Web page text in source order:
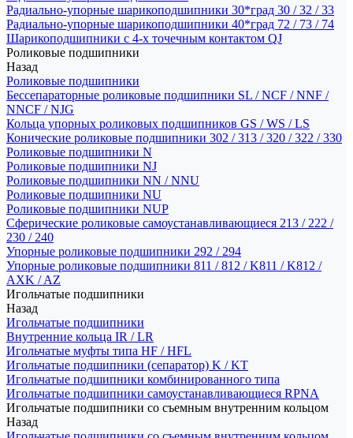
Радиально-упорные шарикоподшипники 30*град 30 / 32 / 33
Радиально-упорные шарикоподшипники 40*град 72 / 73 / 74
Шарикоподшипники с 4-х точечным контактом QJ
Роликовые подшипники
Назад
Роликовые подшипники
Бессепараторные роликовые подшипники SL / NCF / NNF /
NNCF / NJG
Кольца упорных роликовых подшипников GS / WS / LS
Конические роликовые подшипники 302 / 313 / 320 / 322 / 330
Роликовые подшипники N
Роликовые подшипники NJ
Роликовые подшипники NN / NNU
Роликовые подшипники NU
Роликовые подшипники NUP
Сферические роликовые самоустанавливающиеся 213 / 222 /
230 / 240
Упорные роликовые подшипники 292 / 294
Упорные роликовые подшипники 811 / 812 / K811 / K812 /
AXK / AZ
Игольчатые подшипники
Назад
Игольчатые подшипники
Внутренние кольца IR / LR
Игольчатые муфты типа HF / HFL
Игольчатые подшипники (сепаратор) K / KT
Игольчатые подшипники комбинированного типа
Игольчатые подшипники самоустанавливающиеся RPNA
Игольчатые подшипники со съемным внутренним кольцом
Назад